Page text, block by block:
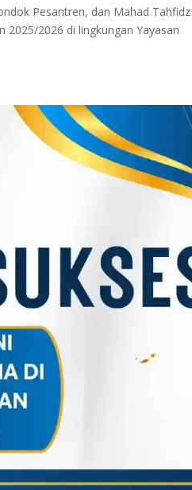
Pesantren, dan Mahad
2025/2026 di lingkungan Yayasan